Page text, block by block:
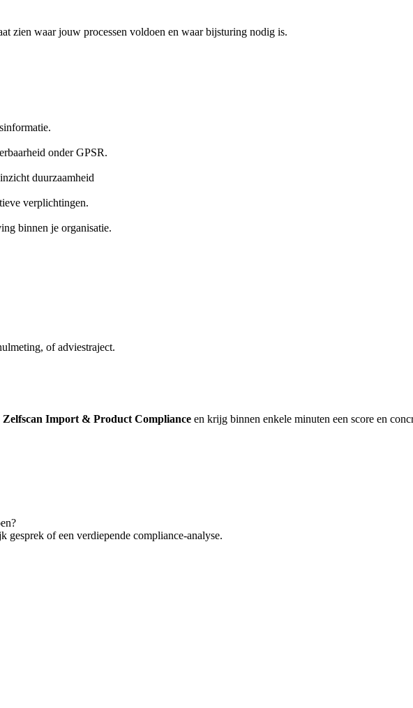
zien waar jouw processen voldoen en waar bijsturing nodig is.
onder GPSR.
duurzaamheid
verplichtingen.
binnen je organisatie.
of adviestraject.
Zelfscan Import & Product Compliance en krijg binnen enkele minuten een score en
gesprek of een verdiepende compliance-analyse.